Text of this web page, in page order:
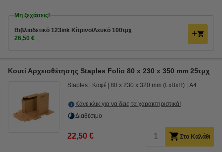
Μη ξεχάσεις!
Bιβλιοδετικό 123ink Κίτρινο/Λευκό 100τμχ
26,50 €
Κουτί Αρχειοθέτησης Staples Folio 80 x 230 x 350 mm 25τμχ
Staples Καφέ 80 x 230 x 320 mm (LxBxH) A4
Κάνε κλικ για να δεις τα χαρακτηριστικά!
Διαθέσιμο
22,50 € Στο Καλάθι